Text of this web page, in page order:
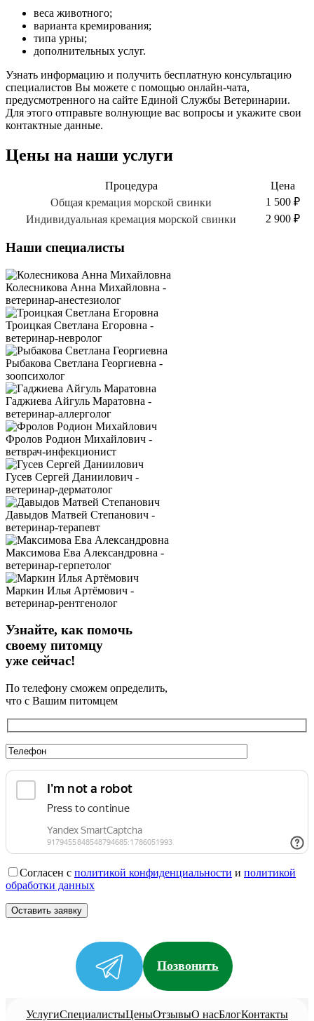
веса животного;
варианта кремирования;
типа урны;
дополнительных услуг.
Узнать информацию и получить бесплатную консультацию
специалистов Вы можете с помощью онлайн-чата,
предусмотренного на сайте Единой Службы Ветеринарии.
Для этого отправьте волнующие вас вопросы и укажите свои
контактные данные.
Цены на наши услуги
Процедура
Цена
Общая кремация морской свинки
1 500 ₽
Индивидуальная кремация морской свинки
2 900 ₽
Наши специалисты
Колесникова Анна Михайловна -
ветеринар-анестезиолог
Троицкая Светлана Егоровна -
ветеринар-невролог
Рыбакова Светлана Георгиевна -
зоопсихолог
Гаджиева Айгуль Маратовна -
ветеринар-аллерголог
Фролов Родион Михайлович -
ветврач-инфекционист
Гусев Сергей Даниилович -
ветеринар-дерматолог
Давыдов Матвей Степанович -
ветеринар-терапевт
Максимова Ева Александровна -
ветеринар-герпетолог
Маркин Илья Артёмович -
ветеринар-рентгенолог
Узнайте, как помочь
своему питомцу
уже сейчас!
По телефону сможем определить,
что с Вашим питомцем
Согласен с политикой конфиденциальности и политикой
обработки данных
Позвонить
УслугиСпециалистыЦеныОтзывыО насБлогКонтакты